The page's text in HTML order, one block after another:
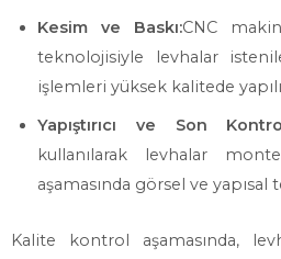
Kesim ve Baskı:CNC
teknolojisiyle levhalar
işlemleri yüksek kalitede
Yapıştırıcı ve Son
kullanılarak levhalar
aşamasında görsel ve yapısal
Kalite kontrol aşamasında,